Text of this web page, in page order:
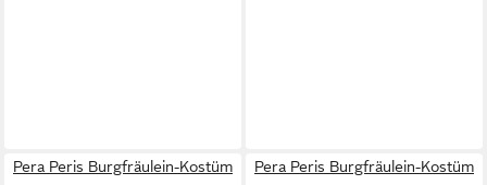
Pera Peris Burgfräulein-Kostüm
Pera Peris Burgfräulein-Kostüm